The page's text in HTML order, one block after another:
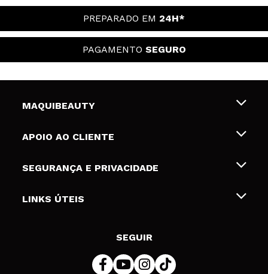
PREPARADO EM 24H*
PAGAMENTO SEGURO
MAQUIBEAUTY
Sobre nós
Gift Cards
APOIO AO CLIENTE
Envios e Devoluções
Formas de pagamento
SEGURANÇA E PRIVACIDADE
Termos e Privacidade
LINKS ÚTEIS
SEGUIR